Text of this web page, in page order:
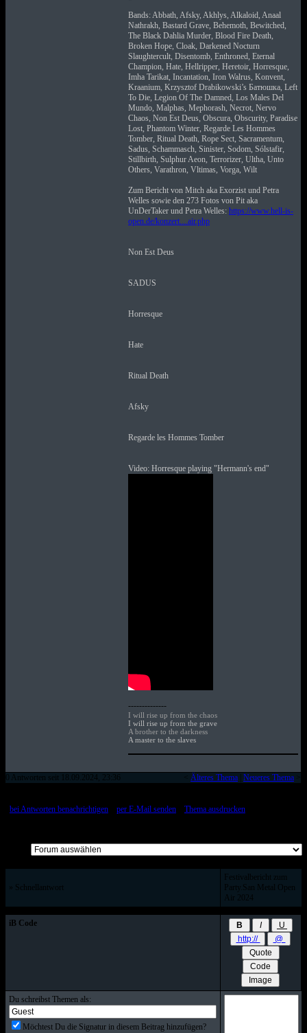
Bands: Abbath, Afsky, Akhlys, Alkaloid, Anaal
Nathrakh, Bastard Grave, Behemoth, Bewitched,
The Black Dahlia Murder, Blood Fire Death,
Broken Hope, Cloak, Darkened Nocturn
Slaughtercult, Disentomb, Enthroned, Eternal
Champion, Hate, Hellripper, Heretoir, Horresque,
Imha Tarikat, Incantation, Iron Walrus, Konvent,
Kraanium, Krzysztof Drabikowski’s Батюшка, Left
To Die, Legion Of The Damned, Los Males Del
Mundo, Malphas, Mephorash, Necrot, Nervo
Chaos, Non Est Deus, Obscura, Obscurity, Paradise
Lost, Phantom Winter, Regarde Les Hommes
Tomber, Ritual Death, Rope Sect, Sacramentum,
Sadus, Schammasch, Sinister, Sodom, Sólstafir,
Stillbirth, Sulphur Aeon, Terrorizer, Ultha, Unto
Others, Varathron, Vltimas, Vorga, Wilt
Zum Bericht von Mitch aka Exorzist und Petra
Welles sowie den 273 Fotos von Pit aka
UnDerTaker und Petra Welles: https://www.hell-is-
open.de/konzert....air.php
Non Est Deus
SADUS
Horresque
Hate
Ritual Death
Afsky
Regarde les Hommes Tomber
Video: Horresque playing "Hermann's end"
--------------
I will rise up from the chaos
I will rise up from the grave
A brother to the darkness
A master to the slaves
0 Antworten seit 18.09.2024, 23:36 Älteres Thema| Neueres Thema>
bei Antworten benachrichtigen:: per E-Mail senden:: Thema ausdrucken]
» Schnellantwort
Festivalbericht zum
Party.San Metal Open
Air 2024
iB Code
Du schreibst Themen als:
Möchtest Du die Signatur in diesem Beitrag hinzufügen?